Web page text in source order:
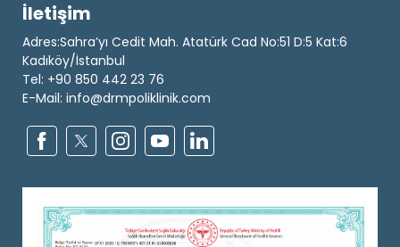
İletişim
Adres:Sahra’yı Cedit Mah. Atatürk Cad No:51 D:5 Kat:6
Kadıköy/İstanbul
Tel: +90 850 442 23 76
E-Mail: info@drmpoliklinik.com